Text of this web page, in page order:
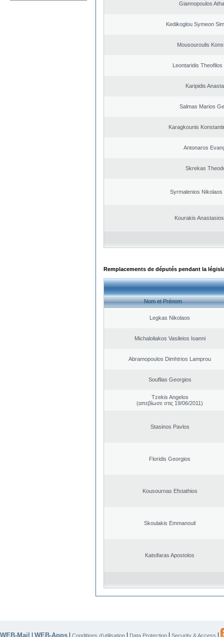
Giannopoulos
Kedikoglou Symeon
Mousouroulis
Leontaridis
Karipidis
Salmas Marios
Karagkounis
Antonaros
Skrekas
Syrmalenios Nikolaos
Kourakis
Remplacements de députés pendant la
Nom et Prénom
Legkas Nikolaos
Michaloliakos Vasileios Ioanni
Abramopoulos Dimhtrios Lamprou
Souflias Georgios
Tzekis Angelos
(απεβίωσε στις 19/06/2011)
Stasinos Pavlos
Floridis Georgios
Kousournas Efstathios
Skoulakis Emmanouil
Katsifaras Apostolos
WEB-Mail WEB-Apps Conditions d’utilisation Data Protection Security & Access